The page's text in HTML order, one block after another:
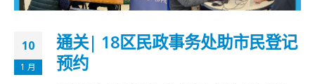
10
1 月
通关| 18区民政事务处助市民登记
预约